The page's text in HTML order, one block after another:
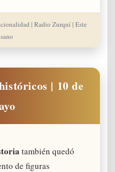
| Radio Zurquí | Este
| 10 de
también quedó
de figuras